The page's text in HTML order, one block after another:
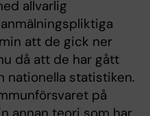
allvarlig
att de gick ner
då att de har gått
nationella statistiken.
på